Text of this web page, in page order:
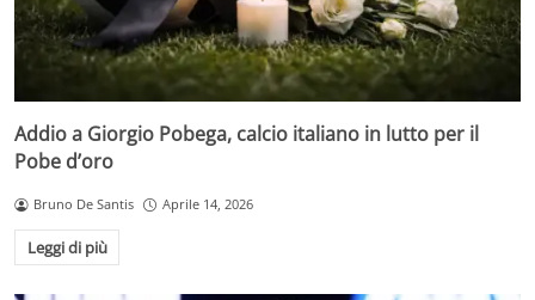
Addio a Giorgio Pobega, calcio italiano in lutto per il
Pobe d’oro
Bruno De Santis Aprile 14, 2026
Leggi di più